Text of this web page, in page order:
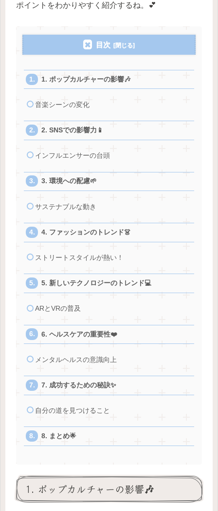
ポイントをわかりやすく紹介するね。💕
目次
1. ポップカルチャーの影響🎶
音楽シーンの変化
2. SNSでの影響力📱
インフルエンサーの台頭
3. 環境への配慮🌱
サステナブルな動き
4. ファッションのトレンド👗
ストリートスタイルが熱い！
5. 新しいテクノロジーのトレンド💻
ARとVRの普及
6. ヘルスケアの重要性❤️
メンタルヘルスの意識向上
7. 成功するための秘訣✨
自分の道を見つけること
8. まとめ🌟
1. ポップカルチャーの影響🎶